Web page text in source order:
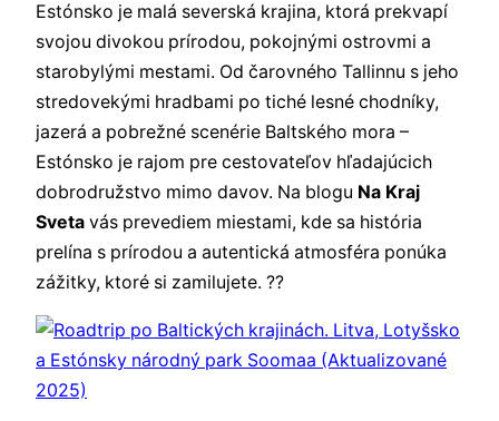
Estónsko je malá severská krajina, ktorá prekvapí
svojou divokou prírodou, pokojnými ostrovmi a
starobylými mestami. Od čarovného Tallinnu s jeho
stredovekými hradbami po tiché lesné chodníky,
jazerá a pobrežné scenérie Baltského mora –
Estónsko je rajom pre cestovateľov hľadajúcich
dobrodružstvo mimo davov. Na blogu Na Kraj
Sveta vás prevediem miestami, kde sa história
prelína s prírodou a autentická atmosféra ponúka
zážitky, ktoré si zamilujete. ??